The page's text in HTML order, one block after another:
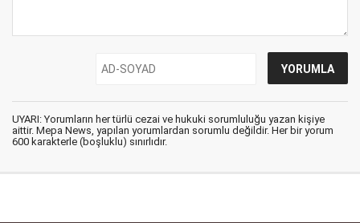
UYARI: Yorumların her türlü cezai ve hukuki sorumluluğu yazan kişiye
aittir. Mepa News, yapılan yorumlardan sorumlu değildir. Her bir yorum
600 karakterle (boşluklu) sınırlıdır.